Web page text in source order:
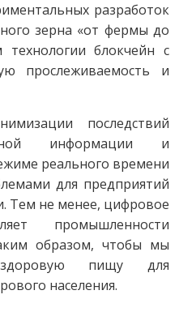
разработок
зерна «от фермы до
технологии блокчейн с
прослеживаемость и
последствий
информации и
реального времени
для предприятий
Тем не менее, цифровое
промышленности
образом, чтобы мы
пищу для
населения.